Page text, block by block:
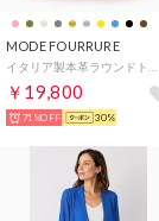
MODE FOURRURE
￥19,800
71%OFF 30%